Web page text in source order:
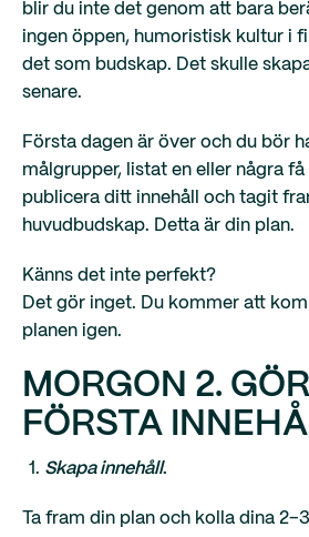
blir du inte det genom att bara
ingen öppen, humoristisk kultur i
det som budskap. Det skulle
senare.
Första dagen är över och du bör
målgrupper, listat en eller några
publicera ditt innehåll och tagit
huvudbudskap. Detta är din plan.
Känns det inte perfekt?
Det gör inget. Du kommer att
planen igen.
MORGON 2.
FÖRSTA
Skapa innehåll.
Ta fram din plan och kolla dina